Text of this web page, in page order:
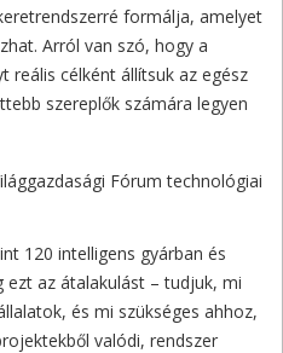
formálja, amelyet
Arról van szó, hogy a
reális célként állítsuk az egész
szereplők számára legyen
Fórum technológiai
120 intelligens gyárban és
az átalakulást – tudjuk, mi
és mi szükséges ahhoz,
valódi, rendszer